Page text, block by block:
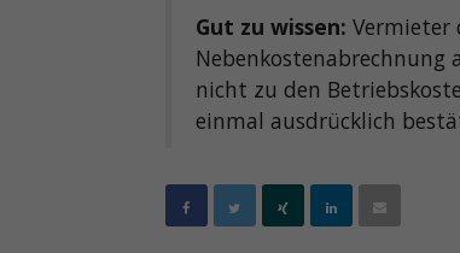
Gut zu wissen: Vermieter
Nebenkostenabrechnung
nicht zu den
einmal ausdrücklich